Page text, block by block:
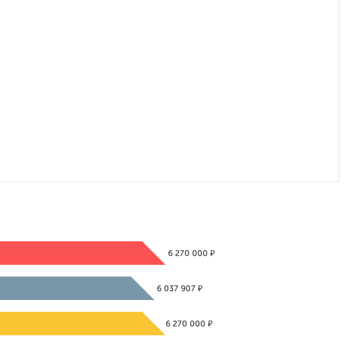
6 270 000₽
6 037 907₽
6 270 000₽